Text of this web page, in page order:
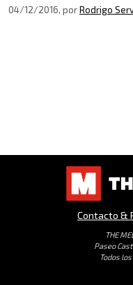
04/12/2016, porRodrigo
Contacto &
THE
Paseo
Todos